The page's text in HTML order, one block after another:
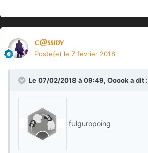
c@ssidy
Posté(e) le 7 février 2018
Le 07/02/2018 à 09:49, Ooook a dit :
fulguropoing